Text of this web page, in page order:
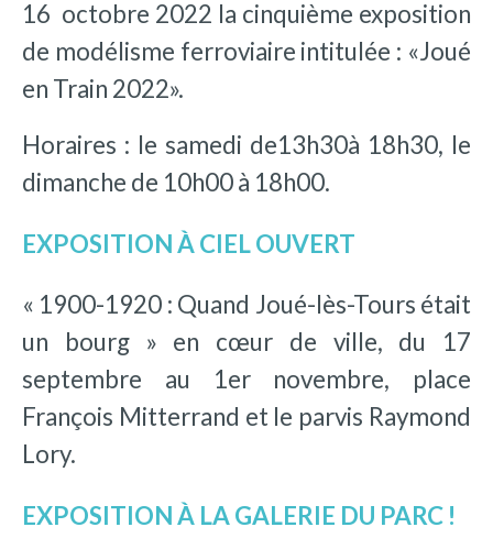
16 octobre 2022 la cinquième exposition
de modélisme ferroviaire intitulée : «Joué
en Train 2022».
Horaires : le samedi de13h30à 18h30, le
dimanche de 10h00 à 18h00.
EXPOSITION À CIEL OUVERT
« 1900-1920 : Quand Joué-lès-Tours était
un bourg » en cœur de ville, du 17
septembre au 1er novembre, place
François Mitterrand et le parvis Raymond
Lory.
EXPOSITION À LA GALERIE DU PARC !